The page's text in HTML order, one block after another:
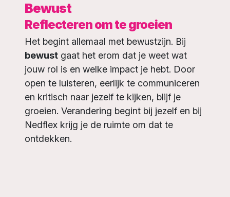
Bewust
Reflecteren om te groeien
Het begint allemaal met bewustzijn. Bij
bewust gaat het erom dat je weet wat
jouw rol is en welke impact je hebt. Door
open te luisteren, eerlijk te communiceren
en kritisch naar jezelf te kijken, blijf je
groeien. Verandering begint bij jezelf en bij
Nedflex krijg je de ruimte om dat te
ontdekken.